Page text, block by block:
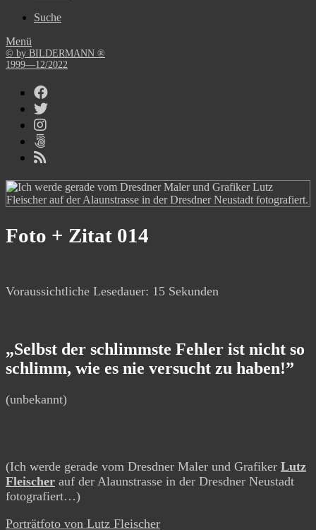
Suche
Menü
© by BILDERMANN ®
1999—12/2022
Foto + Zitat 014
Voraussichtliche Lesedauer: 15 Sekunden
„Selbst der schlimmste Fehler ist nicht so
schlimm, wie es nie versucht zu haben!”
(unbekannt)
(Ich werde gerade vom Dresdner Maler und Grafiker Lutz
Fleischer auf der Alaunstrasse in der Dresdner Neustadt
fotografiert…)
Porträtfoto von Lutz Fleischer